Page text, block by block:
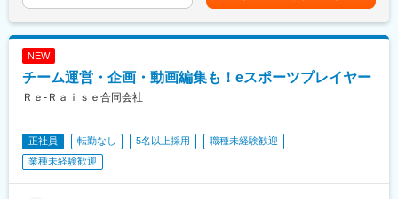
年齢や勤続年数に関係なく、実力と意欲のある人が早く挑戦・昇
づくキャリアを描けます。
倉庫・運送・物流請負を一体で提供する物流企業です。
「仕組みで人を育て、物流で地域を動かす」を掲げる、北陸発の
次世代型物流企業です。
属人化・長時間労働・低生産性に陥りがちな業界構造に対し、手
順書の整備・数値による進捗管理・AIによる間接業務の効率化
NEW
チーム運営・企画・動画編集も！eスポーツプレイヤー
Ｒｅ‐Ｒａｉｓｅ合同会社
正社員 転勤なし 5名以上採用
職種未経験歓迎
業種未経験歓迎